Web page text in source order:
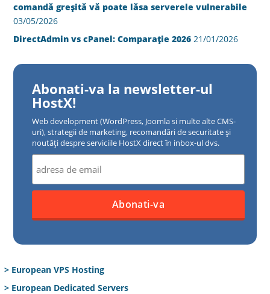
comandă greșită vă poate lăsa serverele vulnerabile
03/05/2026
DirectAdmin vs cPanel: Comparație 2026 21/01/2026
Abonati-va la newsletter-ul
HostX!
Web development (WordPress, Joomla si multe alte CMS-
uri), strategii de marketing, recomandări de securitate și
noutăți despre serviciile HostX direct în inbox-ul dvs.
> European VPS Hosting
> European Dedicated Servers